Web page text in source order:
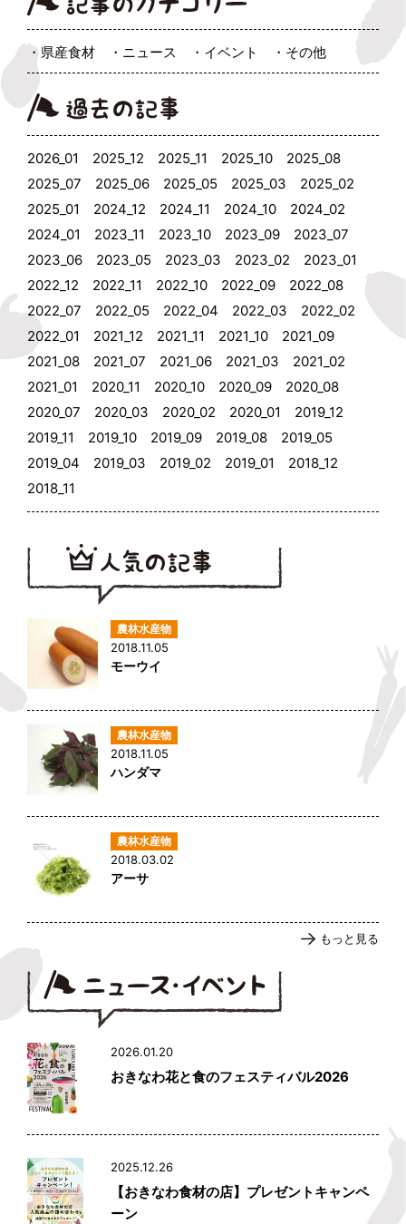
県産食材 ニュース イベント その他
2026_01 2025_12 2025_11 2025_10
2025_08
2025_07
2025_06 2025_05 2025_03
2025_02
2025_01
2024_12 2024_11 2024_10
2024_02
2024_01
2023_11 2023_10 2023_09
2023_07
2023_06
2023_05 2023_03 2023_02
2023_01
2022_12
2022_11 2022_10 2022_09
2022_08
2022_07
2022_05 2022_04 2022_03
2022_02
2022_01
2021_12 2021_11 2021_10
2021_09
2021_08
2021_07 2021_06 2021_03
2021_02
2021_01
2020_11 2020_10 2020_09
2020_08
2020_07
2020_03 2020_02 2020_01
2019_12
2019_11
2019_10 2019_09 2019_08
2019_05
2019_04
2019_03 2019_02 2019_01
2018_12
2018_11
2018.11.05
モーウイ
2018.11.05
ハンダマ
2018.03.02
アーサ
もっと見る
2026.01.20
おきなわ花と食のフェスティバル2026
2025.12.26
【おきなわ食材の店】プレゼントキャンペ
ーン